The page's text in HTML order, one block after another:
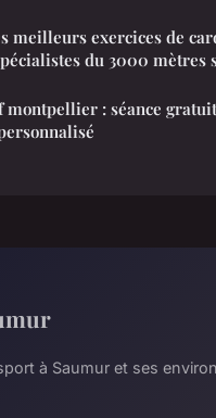
meilleurs exercices de
du 3000 mètres
montpellier : séance
à Saumur et ses